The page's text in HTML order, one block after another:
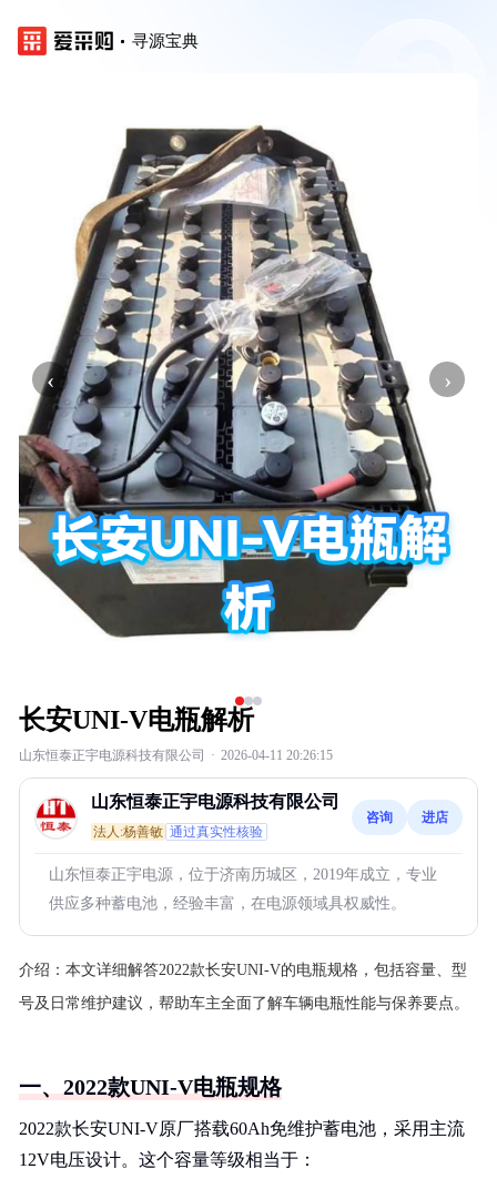
寻源宝典
‹ ›
长安UNI-V电瓶解析
山东恒泰正宇电源科技有限公司 · 2026-04-11 20:26:15
山东恒泰正宇电源科技有限公司
法人:杨善敏 通过真实性核验
咨询 进店
山东恒泰正宇电源，位于济南历城区，2019年成立，专业
供应多种蓄电池，经验丰富，在电源领域具权威性。
介绍： 本文详细解答2022款长安UNI-V的电瓶规格，包括容量、型
号及日常维护建议，帮助车主全面了解车辆电瓶性能与保养要点。
一、2022款UNI-V电瓶规格
2022款长安UNI-V原厂搭载60Ah免维护蓄电池，采用主流
12V电压设计。这个容量等级相当于：